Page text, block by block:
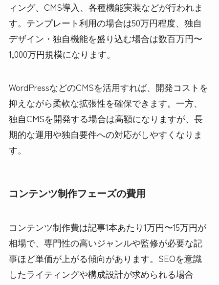
ィング、CMS導入、各種機能実装などが行われま
す。テンプレート利用の場合は50万円程度、独自
デザイン・独自機能を盛り込む場合は数百万円〜
1,000万円規模になります。
WordPressなどのCMSを活用すれば、開発コストを
抑えながら柔軟な拡張性を確保できます。一方、
独自CMSを開発する場合は高額になりますが、長
期的な運用や独自要件への対応がしやすくなりま
す。
コンテンツ制作フェーズの費用
コンテンツ制作費は記事1本あたり1万円〜15万円が
相場で、専門性の高いジャンルや監修が必要な記
事ほど単価が上がる傾向があります。SEOを意識
したライティングや構成設計が求められる場合